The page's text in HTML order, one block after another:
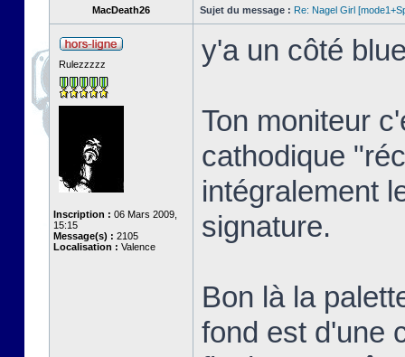
MacDeath26 Sujet du message : Re: Nagel Girl
Rulezzzzz
Inscription : 06 Mars 2009,
15:15
Message(s) : 2105
Localisation : Valence
y'a un côté
Ton moniteur
cathodique
intégralement
signature.
Bon là la
fond est d'une